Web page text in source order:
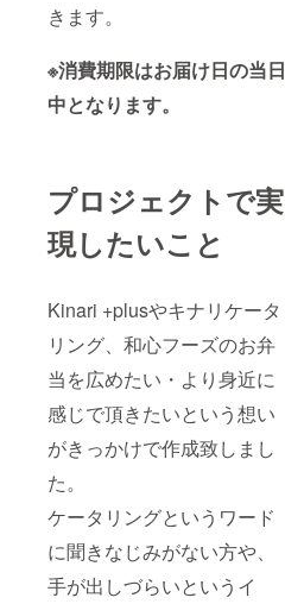
きます。
※消費期限はお届け日の当日
中となります。
プロジェクトで実
現したいこと
Kinari +plusやキナリケータ
リング、和心フーズのお弁
当を広めたい・より身近に
感じで頂きたいという想い
がきっかけで作成致しまし
た。
ケータリングというワード
に聞きなじみがない方や、
手が出しづらいというイ